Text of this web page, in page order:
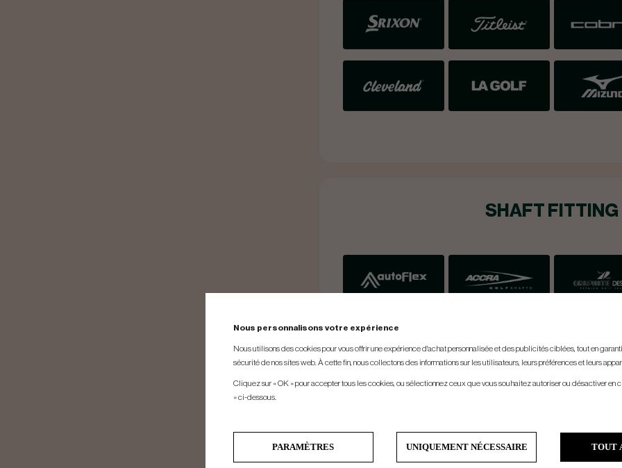
SHAFT FITTING
Nous personnalisons votre expérience
Nous utilisons des cookies pour vous offrir une expérience d'achat personnalisée et des publicités ciblées, tout en
sécurité de nos sites web. À cette fin, nous collectons des informations sur les utilisateurs, leurs préférences et leurs
Cliquez sur « OK » pour accepter tous les cookies, ou sélectionnez ceux que vous souhaitez autoriser ou désactiver en
» ci-dessous.
PARAMÈTRES UNIQUEMENT NÉCESSAIRE TOUT